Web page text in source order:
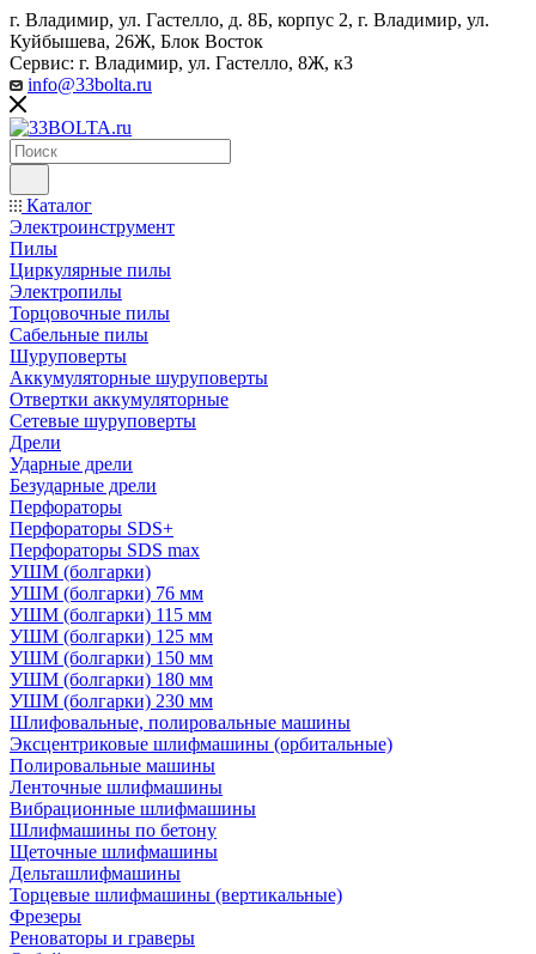
г. Владимир, ул. Гастелло, д. 8Б, корпус 2, г. Владимир, ул. ​
Куйбышева, 26Ж, Блок Восток
Сервис: г. Владимир, ул. Гастелло, 8Ж, к3
info@33bolta.ru
Каталог
Электроинструмент
Пилы
Циркулярные пилы
Электропилы
Торцовочные пилы
Сабельные пилы
Шуруповерты
Аккумуляторные шуруповерты
Отвертки аккумуляторные
Сетевые шуруповерты
Дрели
Ударные дрели
Безударные дрели
Перфораторы
Перфораторы SDS+
Перфораторы SDS max
УШМ (болгарки)
УШМ (болгарки) 76 мм
УШМ (болгарки) 115 мм
УШМ (болгарки) 125 мм
УШМ (болгарки) 150 мм
УШМ (болгарки) 180 мм
УШМ (болгарки) 230 мм
Шлифовальные, полировальные машины
Эксцентриковые шлифмашины (орбитальные)
Полировальные машины
Ленточные шлифмашины
Вибрационные шлифмашины
Шлифмашины по бетону
Щеточные шлифмашины
Дельташлифмашины
Торцевые шлифмашины (вертикальные)
Фрезеры
Реноваторы и граверы